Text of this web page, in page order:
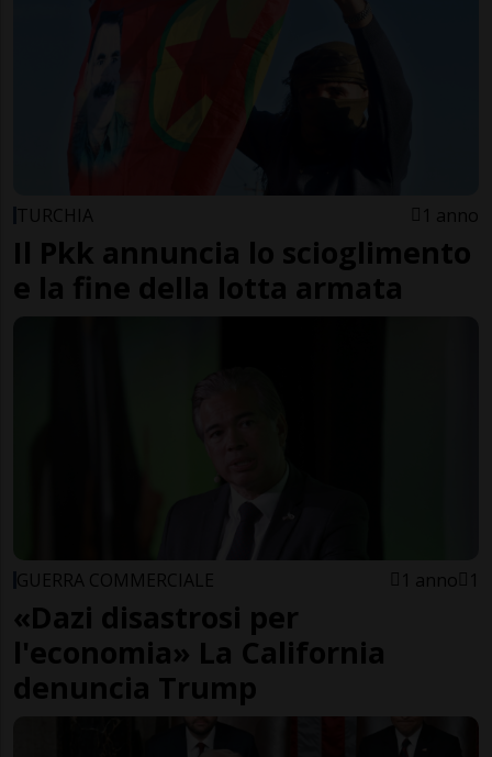
TURCHIA 1 anno
Il Pkk annuncia lo scioglimento
e la fine della lotta armata
GUERRA COMMERCIALE 1 anno 1
«Dazi disastrosi per
l'economia» La California
denuncia Trump